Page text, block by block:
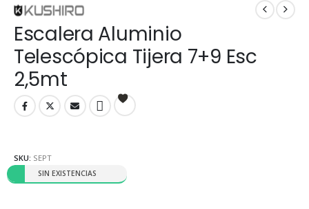
Escalera Aluminio
Telescópica Tijera 7+9 Esc
2,5mt
SIN EXISTENCIAS
SKU: SEPT